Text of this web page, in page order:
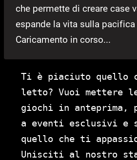
che permette di creare case
espande la vita sulla
Caricamento in corso...
Ti è piaciuto quello
letto? Vuoi mettere
giochi in anteprima,
a eventi esclusivi e
quello che ti
Unisciti al nostro